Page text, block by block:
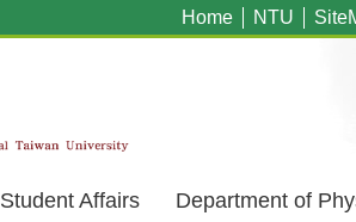
Home NTU
Student Affairs Department of